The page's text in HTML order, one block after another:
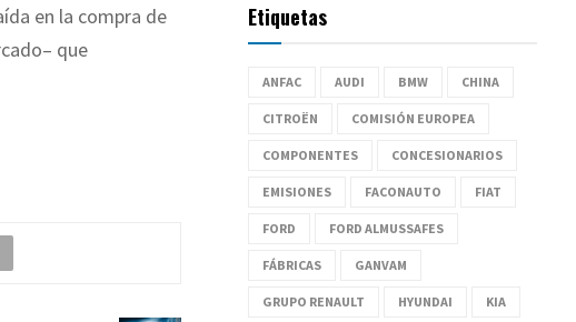
en la compra de
que
Etiquetas
ANFAC AUDI BMW CHINA
CITROËN COMISIÓN EUROPEA
COMPONENTES CONCESIONARIOS
EMISIONES FACONAUTO FIAT
FORD FORD ALMUSSAFES
FÁBRICAS GANVAM
GRUPO RENAULT HYUNDAI KIA